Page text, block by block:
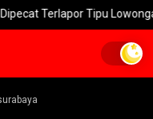
Tipu Lowongan Kerja